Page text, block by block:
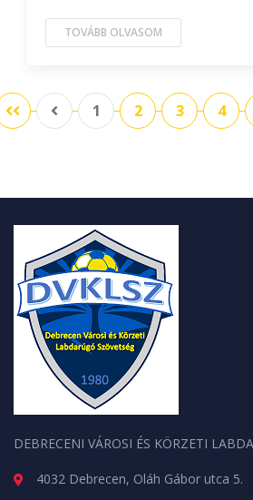
TOVÁBB OLVASOM
1 2 3 4
DEBRECENI VÁROSI ÉS KÖRZETI
4032 Debrecen, Oláh Gábor utca 5.